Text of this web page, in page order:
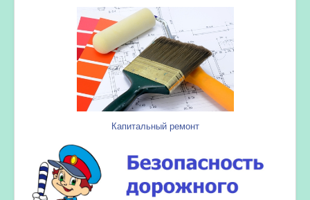
Капитальный ремонт